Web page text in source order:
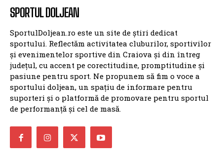
SPORTUL DOLJEAN
SportulDoljean.ro este un site de știri dedicat
sportului. Reflectăm activitatea cluburilor, sportivilor
și evenimentelor sportive din Craiova și din întreg
județul, cu accent pe corectitudine, promptitudine și
pasiune pentru sport. Ne propunem să fim o voce a
sportului doljean, un spațiu de informare pentru
suporteri și o platformă de promovare pentru sportul
de performanță și cel de masă.